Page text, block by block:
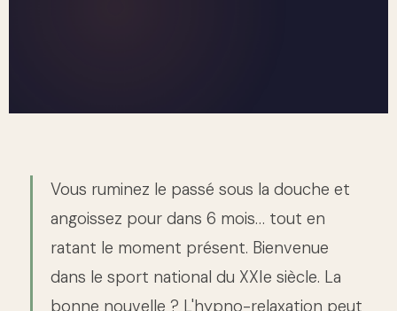
Vous ruminez le passé sous la douche et
angoissez pour dans 6 mois… tout en
ratant le moment présent. Bienvenue
dans le sport national du XXIe siècle. La